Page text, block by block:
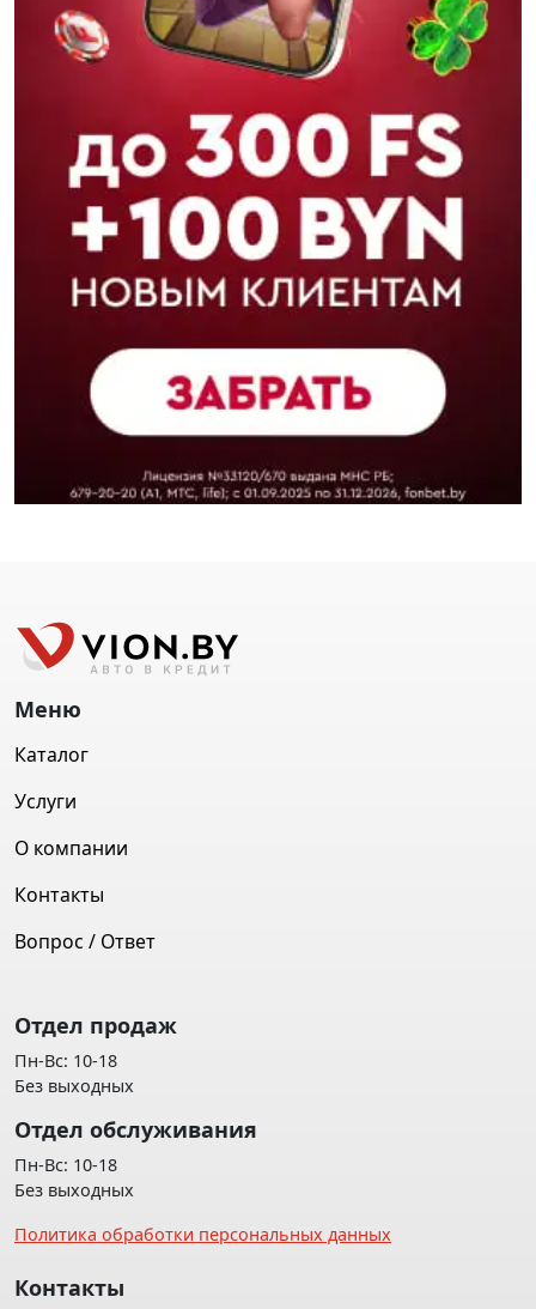
Меню
Каталог
Услуги
О компании
Контакты
Вопрос / Ответ
Отдел продаж
Пн-Вс: 10-18
Без выходных
Отдел обслуживания
Пн-Вс: 10-18
Без выходных
Политика обработки персональных данных
Контакты